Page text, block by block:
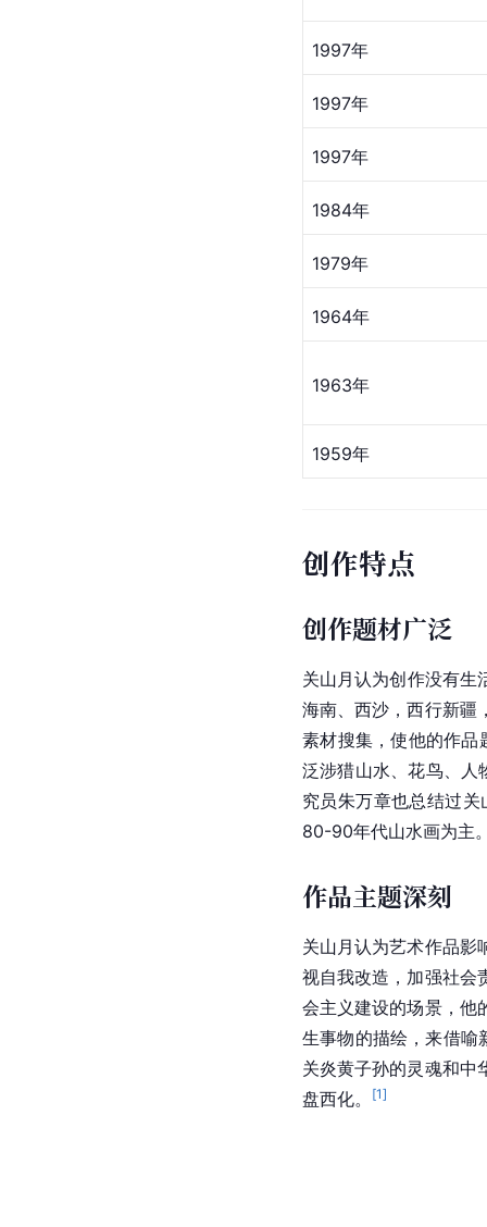
1997年
1997年
1997年
1984年
1979年
1964年
1963年
1959年
创作特点
创作题材广泛
关山月认为创作没有生
海南 、西沙 ，西行新疆
素材搜集，使他的作品
泛涉猎山水、花鸟、人
究员朱万章也总结过
80-90年代山水画为主
作品主题深刻
关山月认为艺术作品影
视自我改造，加强社会
会主义建设的场景，他
生事物的描绘，来借喻
关炎黄子孙的灵魂和中
盘西化。 [1]